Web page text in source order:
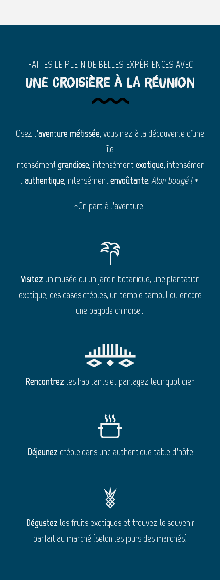
FAITES LE PLEIN DE BELLES EXPÉRIENCES AVEC
une croisière à La Réunion
Osez l’aventure métissée, vous irez à la découverte d’une
île
intensément grandiose, intensément exotique, intensémen
t authentique, intensément envoûtante.Alon bougé ! *
*On part à l’aventure !
Visitez un musée ou un jardin botanique, une plantation
exotique, des cases créoles, un temple tamoul ou encore
une pagode chinoise…
Rencontrez les habitants et partagez leur quotidien
Déjeunez créole dans une authentique table d’hôte
Dégustez les fruits exotiques et trouvez le souvenir
parfait au marché (selon les jours des marchés)